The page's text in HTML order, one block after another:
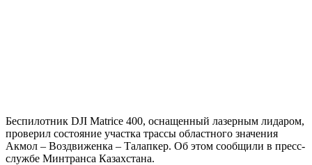
Беспилотник DJI Matrice 400, оснащенный лазерным лидаром,
проверил состояние участка трассы областного значения
Акмол – Воздвиженка – Талапкер. Об этом сообщили в пресс-
службе Минтранса Казахстана.